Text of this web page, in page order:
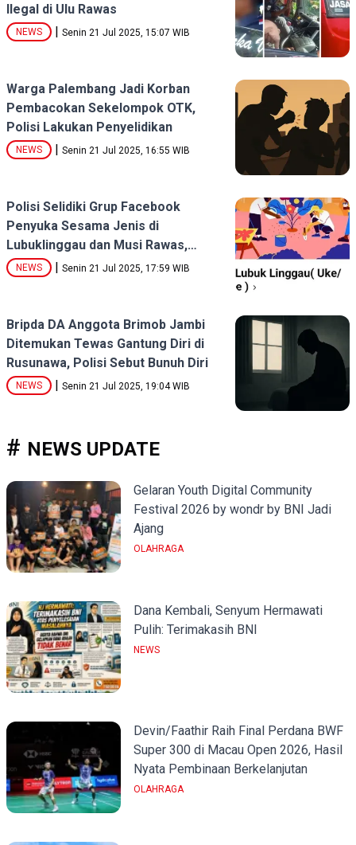
Ilegal di Ulu Rawas
NEWS | Senin 21 Jul 2025, 15:07 WIB
Warga Palembang Jadi Korban
Pembacokan Sekelompok OTK,
Polisi Lakukan Penyelidikan
NEWS | Senin 21 Jul 2025, 16:55 WIB
Polisi Selidiki Grup Facebook
Penyuka Sesama Jenis di
Lubuklinggau dan Musi Rawas,
Warga Resah
NEWS | Senin 21 Jul 2025, 17:59 WIB
Bripda DA Anggota Brimob Jambi
Ditemukan Tewas Gantung Diri di
Rusunawa, Polisi Sebut Bunuh Diri
NEWS | Senin 21 Jul 2025, 19:04 WIB
NEWS UPDATE
Gelaran Youth Digital Community
Festival 2026 by wondr by BNI Jadi
Ajang
OLAHRAGA
Dana Kembali, Senyum Hermawati
Pulih: Terimakasih BNI
NEWS
Devin/Faathir Raih Final Perdana BWF
Super 300 di Macau Open 2026, Hasil
Nyata Pembinaan Berkelanjutan
OLAHRAGA